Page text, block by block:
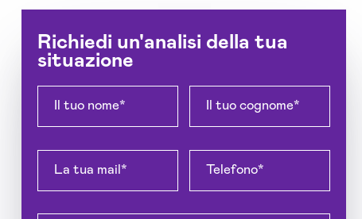
Richiedi un'analisi della tua
situazione